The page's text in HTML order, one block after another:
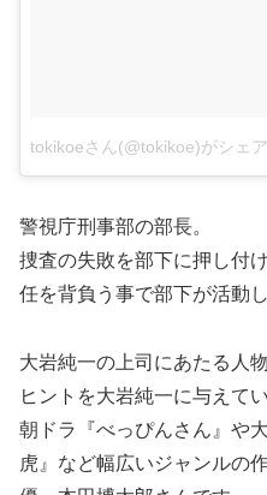
tokikoeさん(@tokikoe)がシェ
警視庁刑事部の部長。
捜査の失敗を部下に押し付
任を背負う事で部下が活動
大岩純一の上司にあたる人
ヒントを大岩純一に与えて
朝ドラ『べっぴんさん』や
虎』など幅広いジャンルの